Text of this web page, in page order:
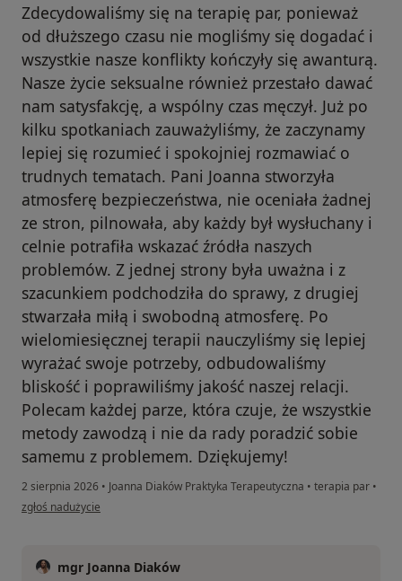
Zdecydowaliśmy się na terapię par, ponieważ
od dłuższego czasu nie mogliśmy się dogadać i
wszystkie nasze konflikty kończyły się awanturą.
Nasze życie seksualne również przestało dawać
nam satysfakcję, a wspólny czas męczył. Już po
kilku spotkaniach zauważyliśmy, że zaczynamy
lepiej się rozumieć i spokojniej rozmawiać o
trudnych tematach. Pani Joanna stworzyła
atmosferę bezpieczeństwa, nie oceniała żadnej
ze stron, pilnowała, aby każdy był wysłuchany i
celnie potrafiła wskazać źródła naszych
problemów. Z jednej strony była uważna i z
szacunkiem podchodziła do sprawy, z drugiej
stwarzała miłą i swobodną atmosferę. Po
wielomiesięcznej terapii nauczyliśmy się lepiej
wyrażać swoje potrzeby, odbudowaliśmy
bliskość i poprawiliśmy jakość naszej relacji.
Polecam każdej parze, która czuje, że wszystkie
metody zawodzą i nie da rady poradzić sobie
samemu z problemem. Dziękujemy!
2 sierpnia 2026 • Joanna Diaków Praktyka Terapeutyczna • terapia par •
w opinii użytkownika Michał i Magdalena
zgłoś nadużycie
mgr Joanna Diaków